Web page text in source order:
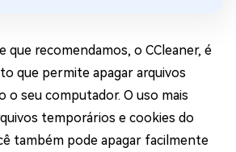
que recomendamos, o CCleaner, é
que permite apagar arquivos
o seu computador. O uso mais
temporários e cookies do
também pode apagar facilmente